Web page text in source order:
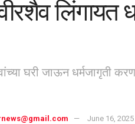
लिंगायत
घरी जाऊन धर्मजागृती
June 16, 2025